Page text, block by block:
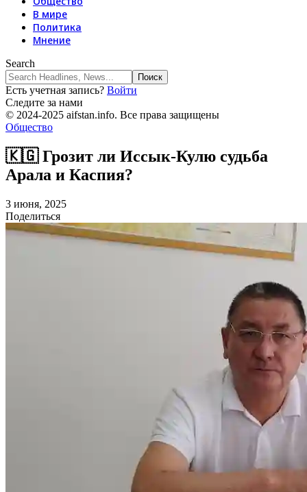
В мире
Политика
Мнение
Search
Есть учетная запись? Войти
Следите за нами
© 2024-2025 aifstan.info. Все права защищены
Общество
🇰🇬 Грозит ли Иссык-Кулю судьба
Арала и Каспия?
3 июня, 2025
Поделиться